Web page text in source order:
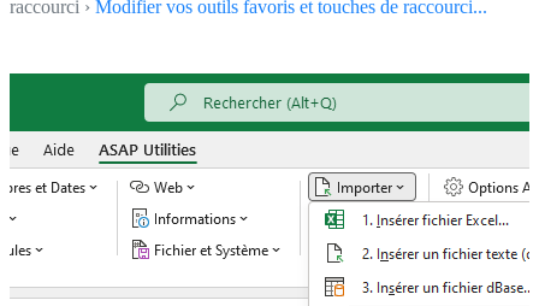
raccourci › Modifier vos outils favoris et touches de raccourci...